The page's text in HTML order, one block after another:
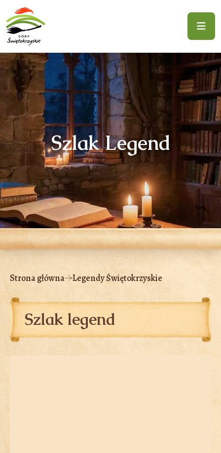
Szlak Legend
Strona główna Legendy Świętokrzyskie
Szlak legend